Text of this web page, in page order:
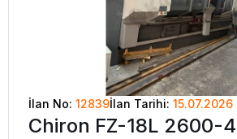
İlan No: 12839İlan Tarihi: 15.07.2026
Chiron FZ-18L 2600-